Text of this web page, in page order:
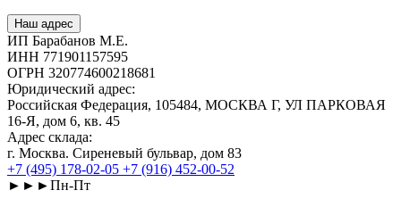
Наш адрес
ИП Барабанов М.Е.
ИНН 771901157595
ОГРН 320774600218681
Юридический адрес:
Российская Федерация, 105484, МОСКВА Г, УЛ ПАРКОВАЯ
16-Я, дом 6, кв. 45
Адрес склада:
г. Москва. Сиреневый бульвар, дом 83
+7 (495) 178-02-05 +7 (916) 452-00-52
►►►Пн-Пт